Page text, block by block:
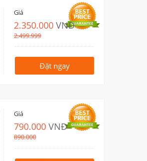
Giá
2.350.000 VNĐ
2.499.999
Đặt ngay
Giá
790.000 VNĐ
890.000